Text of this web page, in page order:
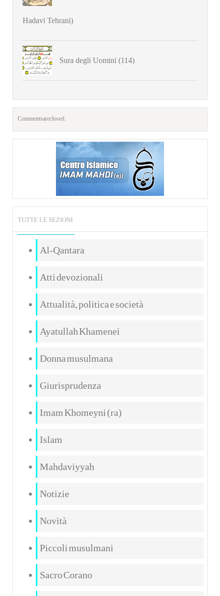
Hadavi Tehrani)
Sura degli Uomini (114)
Comments are closed.
TUTTE LE SEZIONI
Al-Qantara
Atti devozionali
Attualità, politica e società
Ayatullah Khamenei
Donna musulmana
Giurisprudenza
Imam Khomeyni (ra)
Islam
Mahdaviyyah
Notizie
Novità
Piccoli musulmani
Sacro Corano